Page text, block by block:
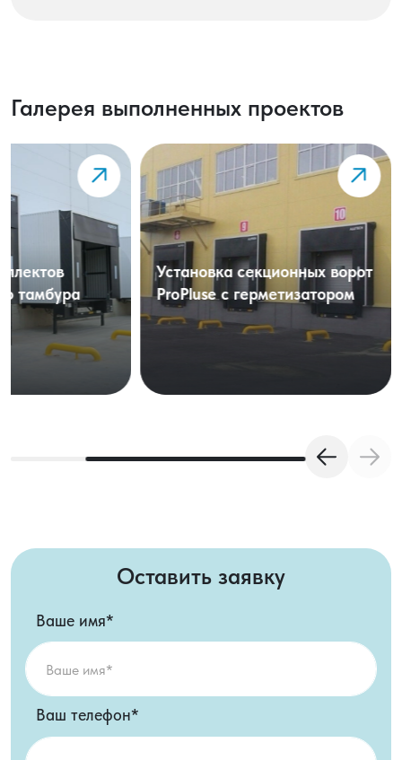
Галерея выполненных проектов
Установка комплектов
перегрузочного тамбура
Установка
ProPluse с
Оставить заявку
Ваше имя*
Ваш телефон*